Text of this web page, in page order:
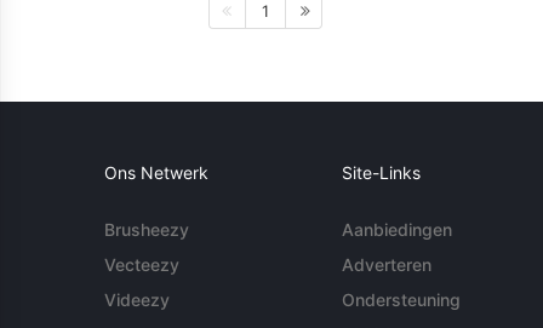
1
Ons Netwerk
Brusheezy
Vecteezy
Videezy
Site-Links
Aanbiedingen
Adverteren
Ondersteuning